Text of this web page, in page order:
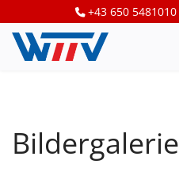
+43 650 5481010
Bildergalerie